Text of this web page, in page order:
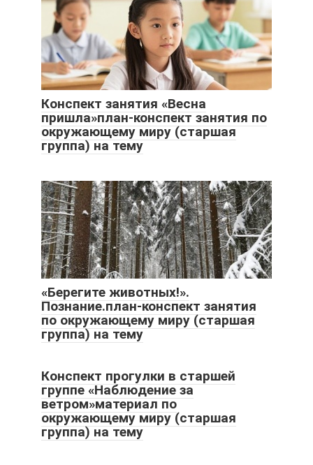
Конспект занятия «Весна
пришла»план-конспект занятия по
окружающему миру (старшая
группа) на тему
«Берегите животных!».
Познание.план-конспект занятия
по окружающему миру (старшая
группа) на тему
Конспект прогулки в старшей
группе «Наблюдение за
ветром»материал по
окружающему миру (старшая
группа) на тему